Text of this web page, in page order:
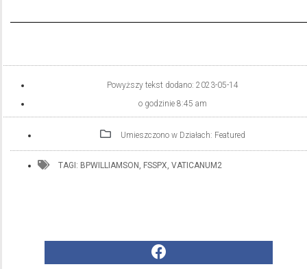
Powyższy tekst dodano: 2023-05-14
o godzinie 8:45 am
Umieszczono w Działach: Featured
TAGI: BPWILLIAMSON , FSSPX, VATICANUM2